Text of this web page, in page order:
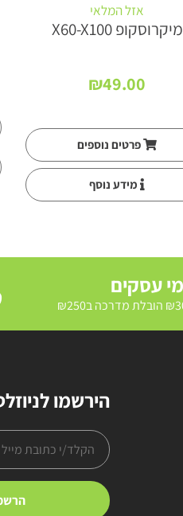
אזל המלאי
מיקרוסקופ X60-X100
₪49.00
פרטים נוספים
מידע נוסף
הירשמו